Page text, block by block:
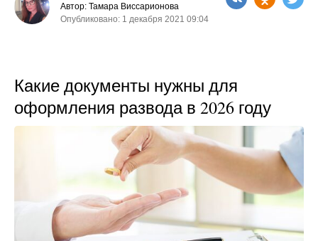
Автор: Тамара Виссарионова
Опубликовано: 1 декабря 2021 09:04
Какие документы нужны для
оформления развода в 2026 году